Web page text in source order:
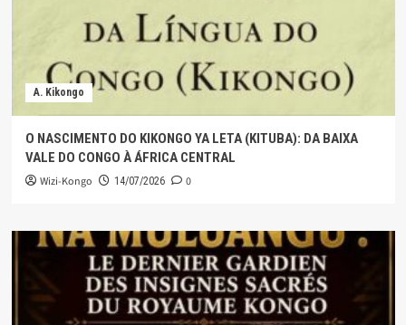
A. Kikongo
O NASCIMENTO DO KIKONGO YA LETA (KITUBA): DA BAIXA
VALE DO CONGO À ÁFRICA CENTRAL
Wizi-Kongo 14/07/2026 0